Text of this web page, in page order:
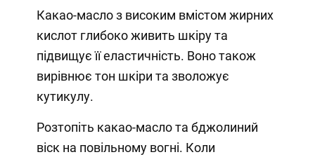
Какао-масло з високим вмістом жирних
кислот глибоко живить шкіру та
підвищує її еластичність. Воно також
вирівнює тон шкіри та зволожує
кутикулу.
Розтопіть какао-масло та бджолиний
віск на повільному вогні. Коли